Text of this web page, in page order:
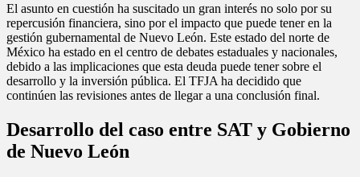
El asunto en cuestión ha suscitado un gran interés no solo por su
repercusión financiera, sino por el impacto que puede tener en la
gestión gubernamental de Nuevo León. Este estado del norte de
México ha estado en el centro de debates estaduales y nacionales,
debido a las implicaciones que esta deuda puede tener sobre el
desarrollo y la inversión pública. El TFJA ha decidido que
continúen las revisiones antes de llegar a una conclusión final.
Desarrollo del caso entre SAT y Gobierno
de Nuevo León